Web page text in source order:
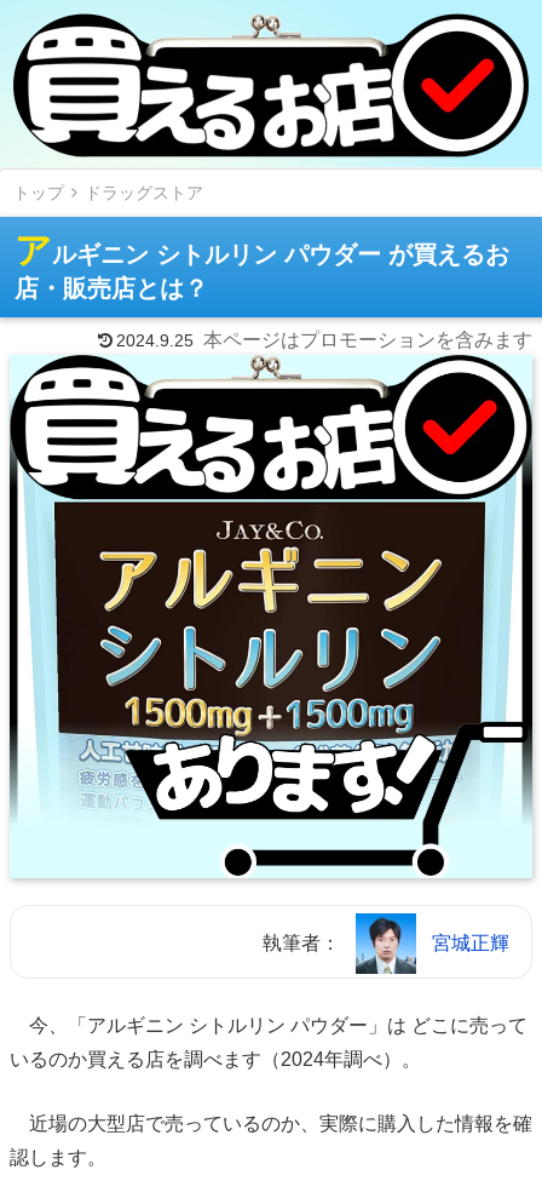
トップ ドラッグストア
アルギニン シトルリン パウダー が買えるお
店・販売店とは？
2024.9.25 本ページはプロモーションを含みます
執筆者： 宮城正輝
今、「アルギニン シトルリン パウダー」は どこに売って
いるのか買える店を調べます（2024年調べ）。
近場の大型店で売っているのか、実際に購入した情報を確
認します。